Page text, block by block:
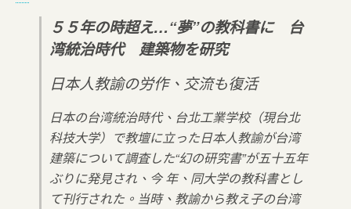
５５年の時超え…“夢”の教科書に 台
湾統治時代 建築物を研究
日本人教諭の労作、交流も復活
日本の台湾統治時代、台北工業学校（現台北
科技大学）で教壇に立った日本人教諭が台湾
建築について調査した“幻の研究書”が五十五年
ぶりに発見され、今 年、同大学の教科書とし
て刊行された。当時、教諭から教え子の台湾